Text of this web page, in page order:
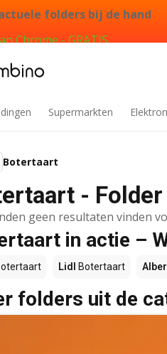
folders bij de hand
Chrome - GRATIS
Supermarkten
Botertaart
-
geen resultaten vinden
in actie –
Lidl Botertaart
folders uit de